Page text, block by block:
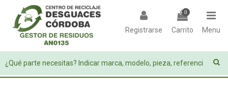
Registrarse
0
Carrito Menu